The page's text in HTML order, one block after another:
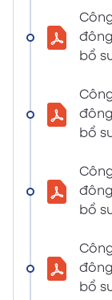
LIỆU
(Tờ trình
6:07 PM
THÔNG
LIỆU
ứng cử TV
02/04/
6:07 PM
LIỆU
(The Biểu
02/04/
bổ
bổ
bổ
bổ